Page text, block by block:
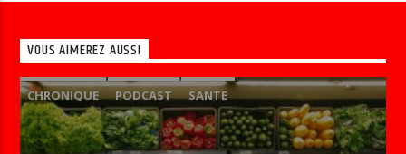
VOUS AIMEREZ AUSSI
CHRONIQUE PODCAST SANTE